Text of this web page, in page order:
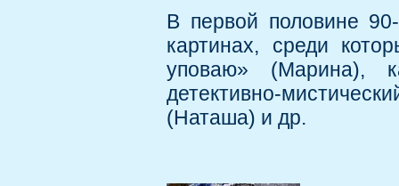
В первой половине
картинах, среди
уповаю» (Марина),
детективно-
(Наташа) и др.